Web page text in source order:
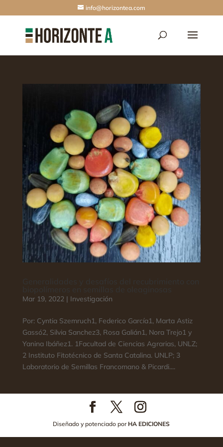
info@horizontea.com
Mar 19, 2022| Investigación
Por: Cyntia Szemruch1, Federico García1, Marta Astiz
Gassó2, Silvia Sanchez3, Rosa Galián1, Nora Trejo1 y
Yanina Ibáñez1. 1Facultad de Ciencias Agrarias, UNLZ;
2 Instituto Fitotécnico de Santa Catalina. UNLP; 3
Laboratorio de Semillas Francomano & Picardi....
Diseñado y potenciado por HA EDICIONES